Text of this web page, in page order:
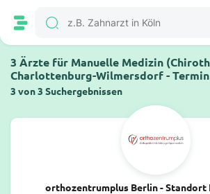
3 Ärzte für Manuelle Medizin
Charlottenburg-Wilmersdorf -
3 von 3 Suchergebnissen
orthozentrumplus Berlin - Standort